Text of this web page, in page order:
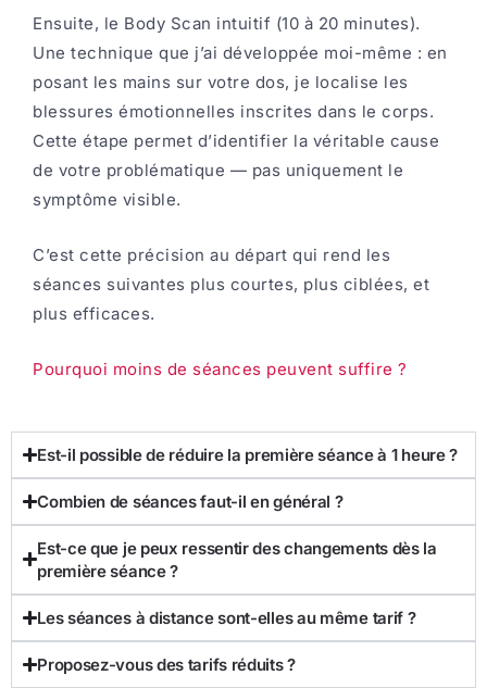
Ensuite, le Body Scan intuitif (10 à 20 minutes).
Une technique que j’ai développée moi-même : en
posant les mains sur votre dos, je localise les
blessures émotionnelles inscrites dans le corps.
Cette étape permet d’identifier la véritable cause
de votre problématique — pas uniquement le
symptôme visible.
C’est cette précision au départ qui rend les
séances suivantes plus courtes, plus ciblées, et
plus efficaces.
Pourquoi moins de séances peuvent suffire ?
Est-il possible de réduire la première séance à 1 heure ?
Combien de séances faut-il en général ?
Est-ce que je peux ressentir des changements dès la
première séance ?
Les séances à distance sont-elles au même tarif ?
Proposez-vous des tarifs réduits ?